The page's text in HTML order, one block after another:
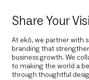
Share Your
At ekō, we partner with
branding that
business growth. We
to making the world a
through thoughtful